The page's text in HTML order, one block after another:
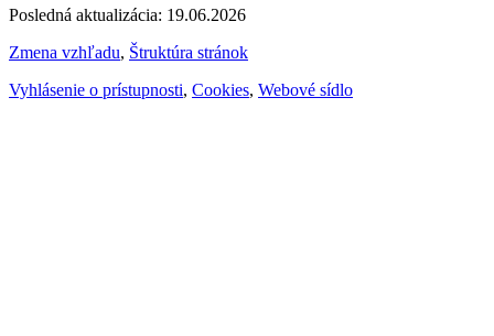
Posledná aktualizácia: 19.06.2026
Zmena vzhľadu, Štruktúra stránok
Vyhlásenie o prístupnosti, Cookies, Webové sídlo